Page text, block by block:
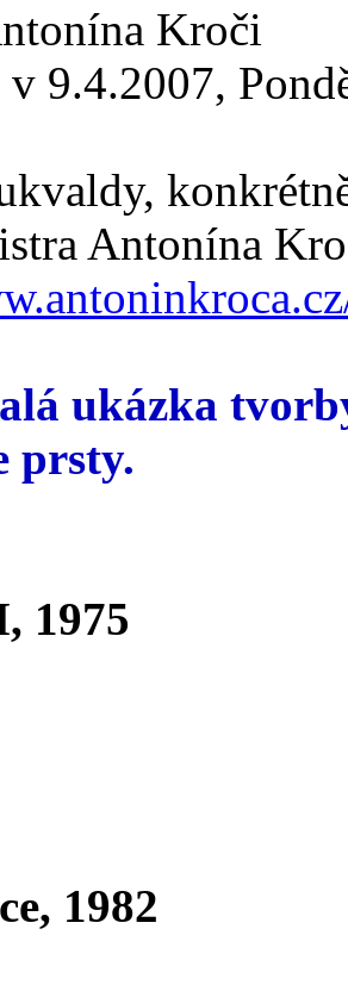
Kroči
v 9.4.2007,
Antonína
ukázka
prsty.
1975
1982